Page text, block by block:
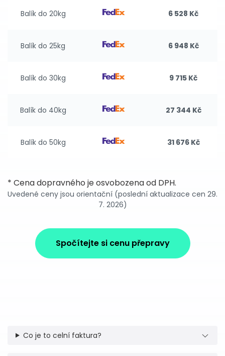
Balík do 20kg 6 528 Kč
Balík do 25kg 6 948 Kč
Balík do 30kg 9 715 Kč
Balík do 40kg 27 344 Kč
Balík do 50kg 31 676 Kč
* Cena dopravného je osvobozena od DPH.
Uvedené ceny jsou orientační (poslední aktualizace cen 29.
7. 2026)
Spočítejte si cenu přepravy
Co je to celní faktura?